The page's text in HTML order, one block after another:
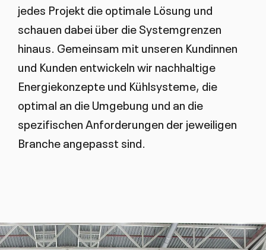
jedes Projekt die optimale Lösung und
schauen dabei über die Systemgrenzen
hinaus. Gemeinsam mit unseren Kundinnen
und Kunden entwickeln wir nachhaltige
Energiekonzepte und Kühlsysteme, die
optimal an die Umgebung und an die
spezifischen Anforderungen der jeweiligen
Branche angepasst sind.